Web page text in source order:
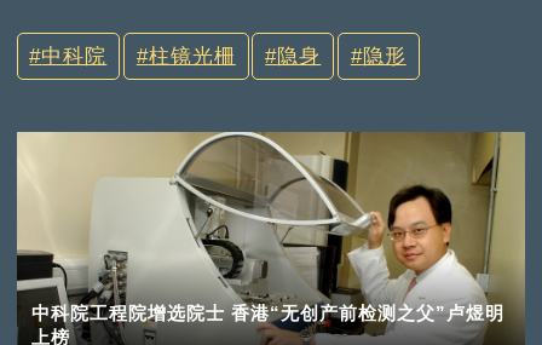
中科院 柱镜光柵 隐身 隐形
中科院工程院增选院士 香港“无创产前检测之父”卢煜明
上榜